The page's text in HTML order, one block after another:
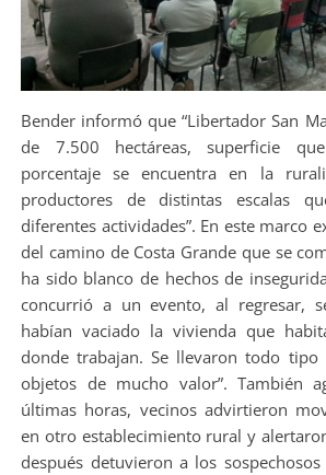
Bender informó que “Libertador San
de 7.500 hectáreas, superficie
porcentaje se encuentra en la
productores de distintas escalas
diferentes actividades”. En este marco
del camino de Costa Grande que se
ha sido blanco de hechos de
concurrió a un evento, al regresar,
habían vaciado la vivienda que
donde trabajan. Se llevaron todo tipo
objetos de mucho valor”. También
últimas horas, vecinos advirtieron
en otro establecimiento rural y
después detuvieron a los